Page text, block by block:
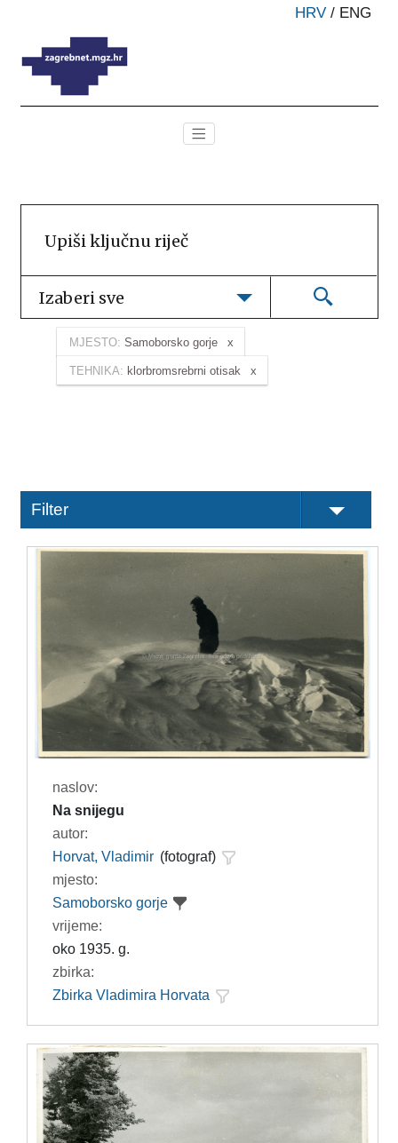
HRV / ENG
Izaberi sve
MJESTO: Samoborsko gorje
TEHNIKA: klorbromsrebrni otisak
Filter
naslov:
Na snijegu
autor:
Horvat, Vladimir (fotograf)
mjesto:
Samoborsko gorje
vrijeme:
oko 1935. g.
zbirka:
Zbirka Vladimira Horvata